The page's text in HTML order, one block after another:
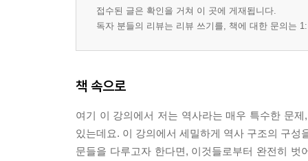
자연사; 알레고리; 비판 | 세속화된 멜랑콜리; 해
해석의 행복에 관하여 | 역사철학과 자유론의 결
종합 개념에 관하여 | 파국의 저지로서 진보; 사
구원 | 탈주하는 것 | 사회에 의해 매개된 진보 | 칸
제17강 진보의 개념 (III)
유겐트스틸: 입센 | 데카당스와 유토피아; 부르주
접수된 글은 확인을 거쳐 이 곳에 게재됩니다.
독자 분들의 리뷰는 리뷰 쓰기를, 책에 대한 문의는
책 속으로
여기 이 강의에서 저는 역사라는 매우 특수한 문
있는데요. 이 강의에서 세밀하게 역사 구조의 구
문들을 다루고자 한다면, 이것들로부터 완전히